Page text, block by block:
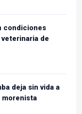
condiciones
de
deja sin vida a
morenista